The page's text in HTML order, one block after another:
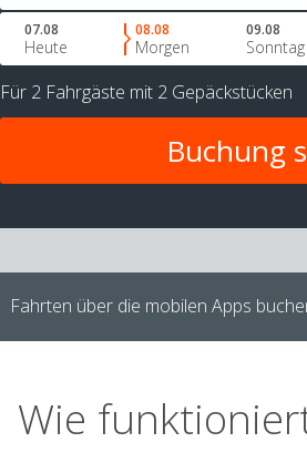
07.08
Heute
08.08
Morgen
09.08
Sonntag
Für 2 Fahrgäste mit 2 Gepäckstücken
Fahrten über die mobilen Apps
Wie